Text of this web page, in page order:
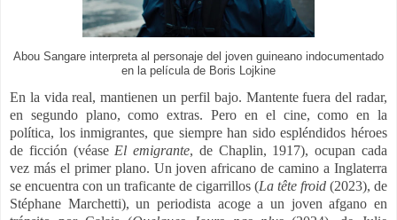
Abou Sangare interpreta al personaje del joven guineano indocumentado
en la película de Boris Lojkine
En la vida real, mantienen un perfil bajo. Mantente fuera del radar,
en segundo plano, como extras. Pero en el cine, como en la
política, los inmigrantes, que siempre han sido espléndidos héroes
de ficción (véase El emigrante, de Chaplin, 1917), ocupan cada
vez más el primer plano. Un joven africano de camino a Inglaterra
se encuentra con un traficante de cigarrillos (La tête froid (2023), de
Stéphane Marchetti), un periodista acoge a un joven afgano en